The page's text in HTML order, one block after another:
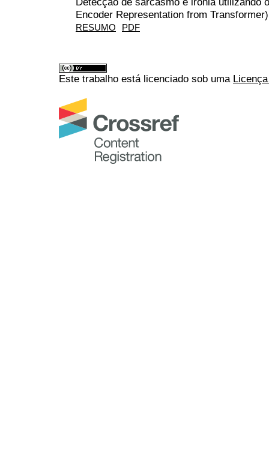
Encoder Representation from Transformer)
RESUMO PDF
Este trabalho está licenciado sob uma